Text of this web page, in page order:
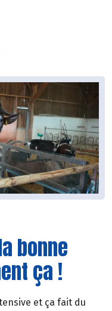
bonne
ça !
et ça fait du